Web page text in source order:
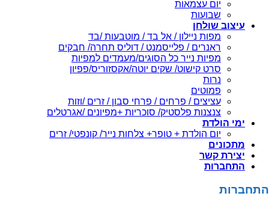
יום עצמאות
שבועות
עיצוב שולחן
מפות ניילון / אל בד / מוטבעות /בד
ראנרים / פלייסמנט / דוליס תחרה/ חבקים
מפיות נייר כל הסוגים/מעמדים למפיות
סרט קישוט/ שקים יוטה/אקסזוריס/פפיון
נרות
פמוטים
עציצים / פרחים / פרחי סבון / זרים /וזות
צנצנות פלסטיק/ סוכריות +מפיונים /אגרטלים
ימי הולדת
יום הולדת + טופר+ צלחות נייר/ קונפטי/ זרים
מתכונים
יצירת קשר
התחברות
התחברות